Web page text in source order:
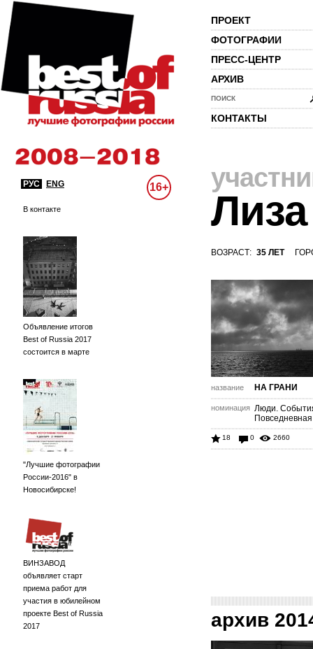
ПРОЕКТ
ФОТОГРАФИИ
ПРЕСС-ЦЕНТР
АРХИВ
ПОИСК
КОНТАКТЫ
РУС ENG 16+
В контакте
Объявление итогов
Best of Russia 2017
состоится в марте
"Лучшие фотографии
России-2016" в
Новосибирске!
ВИНЗАВОД
объявляет старт
приема работ для
участия в юбилейном
проекте Best of Russia
2017
ВОЗРАСТ: 35 ЛЕТ
название НА ГРАНИ
номинация Люди.
18 0 2660
архив